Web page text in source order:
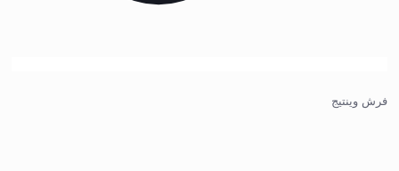
فرش وینتیج